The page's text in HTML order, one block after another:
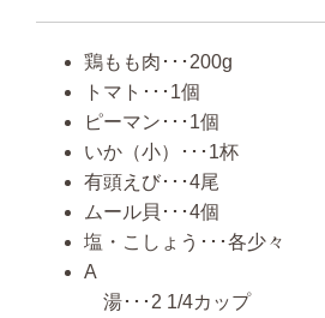
鶏もも肉･･･200g
トマト･･･1個
ピーマン･･･1個
いか（小）･･･1杯
有頭えび･･･4尾
ムール貝･･･4個
塩・こしょう･･･各少々
A
湯･･･2 1/4カップ